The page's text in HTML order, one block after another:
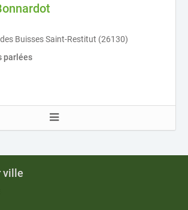
Buisses Saint-Restitut (26130)
parlées
ville